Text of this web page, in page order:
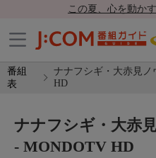
この夏、心を動か
番組
表
ナナフシギ・大赤見
HD
ナナフシギ・大赤
- MONDOTV HD